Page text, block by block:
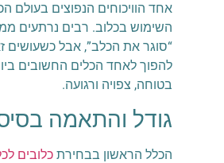
אחד הוויכוחים הנפוצים בעולם
השימוש בכלוב. רבים נרתעים
“סוגר את הכלב”, אבל כשעושים
להפוך לאחד הכלים החשובים
בטוחה, צפויה ורגועה.
גודל והתאמה
הכלל הראשון בבחירת כלובים